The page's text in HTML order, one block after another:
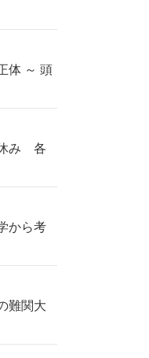
体 ～ 頭
休み 各
から考
難関大